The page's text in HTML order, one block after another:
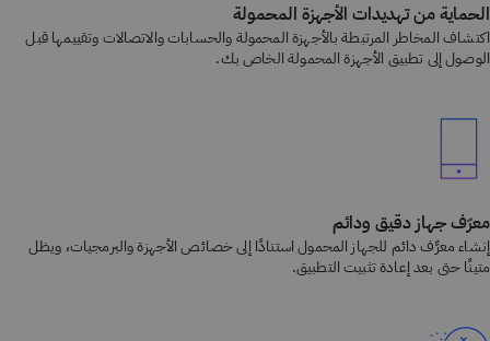
الحماية من تهديدات الأجهزة المحمولة
اكتشاف المخاطر المرتبطة بالأجهزة المحمولة والحسابات والاتصالات وتقييمها قبل
الوصول إلى تطبيق الأجهزة المحمولة الخاص بك.
معرّف جهاز دقيق ودائم
إنشاء معرِّف دائم للجهاز المحمول استنادًا إلى خصائص الأجهزة والبرمجيات، ويظل
متينًا حتى بعد إعادة تثبيت التطبيق.